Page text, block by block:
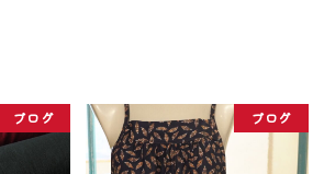
ブログ ブログ